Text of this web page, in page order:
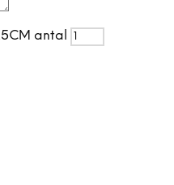
antal